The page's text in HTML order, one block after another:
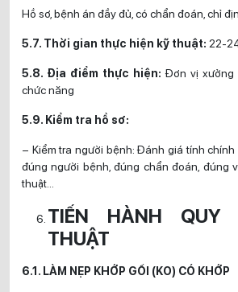
Hồ sơ, bệnh án đầy đủ, có chẩn đoán, chỉ
5.7. Thời gian thực hiện kỹ thuật: 22-
5.8. Địa điểm thực hiện:Đơn vị xưởng
chức năng
5.9. Kiểm tra hồ sơ:
– Kiểm tra người bệnh: Đánh giá tính
đúng người bệnh, đúng chẩn đoán, đúng
thuật…
TIẾN HÀNH QUY
THUẬT
6.1. LÀM NẸP KHỚP GỐI (KO) CÓ KHỚP